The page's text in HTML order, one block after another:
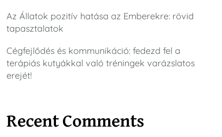
Az Állatok pozitív hatása az Emberekre: rövid
tapasztalatok
Cégfejlődés és kommunikáció: fedezd fel a
terápiás kutyákkal való tréningek varázslatos
erejét!
Recent Comments